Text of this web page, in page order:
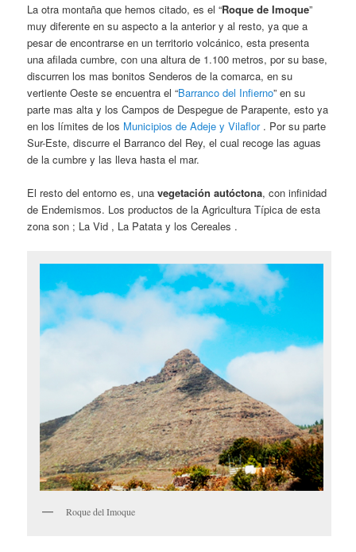
La otra montaña que hemos citado, es el “Roque de Imoque”
muy diferente en su aspecto a la anterior y al resto, ya que a
pesar de encontrarse en un territorio volcánico, esta presenta
una afilada cumbre, con una altura de 1.100 metros, por su base,
discurren los mas bonitos Senderos de la comarca, en su
vertiente Oeste se encuentra el “Barranco del Infierno” en su
parte mas alta y los Campos de Despegue de Parapente, esto ya
en los límites de los Municipios de Adeje y Vilaflor. Por su parte
Sur-Este, discurre el Barranco del Rey, el cual recoge las aguas
de la cumbre y las lleva hasta el mar.
El resto del entorno es, unavegetación autóctona, con infinidad
de Endemismos. Los productos de la Agricultura Típica de esta
zona son ; La Vid , La Patata y los Cereales .
Roque del Imoque